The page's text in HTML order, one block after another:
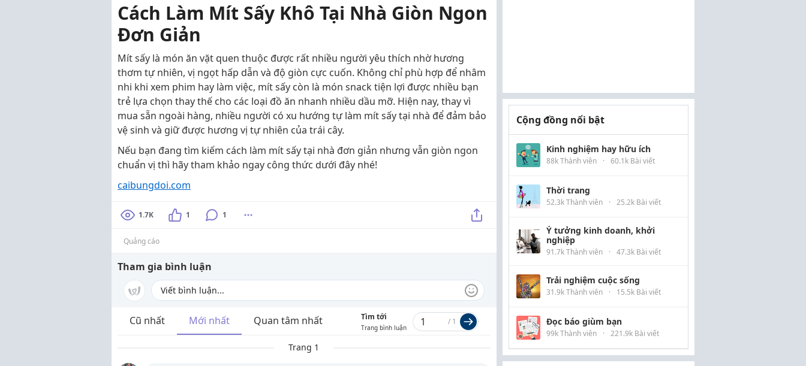
Cách Làm Mít Sấy Khô Tại Nhà Giòn Ngon
Đơn Giản
Mít sấy là món ăn vặt quen thuộc được rất nhiều người yêu thích nhờ hương
thơm tự nhiên, vị ngọt hấp dẫn và độ giòn cực cuốn. Không chỉ phù hợp để nhâm
nhi khi xem phim hay làm việc, mít sấy còn là món snack tiện lợi được nhiều bạn
trẻ lựa chọn thay thế cho các loại đồ ăn nhanh nhiều dầu mỡ. Hiện nay, thay vì
mua sẵn ngoài hàng, nhiều người có xu hướng tự làm mít sấy tại nhà để đảm bảo
vệ sinh và giữ được hương vị tự nhiên của trái cây.
Nếu bạn đang tìm kiếm cách làm mít sấy tại nhà đơn giản nhưng vẫn giòn ngon
chuẩn vị thì hãy tham khảo ngay công thức dưới đây nhé!
caibungdoi.com
1.7K 1 1
Quảng cáo
Tham gia bình luận
Cũ nhất Mới nhất Quan tâm nhất Tìm tới
Trang bình luận
/ 1
Trang 1
Cộng đồng nổi bật
Kinh nghiệm hay hữu ích
88k Thành viên · 60.1k Bài viết
Thời trang
52.3k Thành viên · 25.2k Bài viết
Ý tưởng kinh doanh, khởi
nghiệp
91.7k Thành viên · 47.3k Bài viết
Trải nghiệm cuộc sống
31.9k Thành viên · 15.5k Bài viết
Đọc báo giùm bạn
99k Thành viên · 221.9k Bài viết